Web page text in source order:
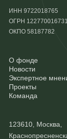
ИНН 9722018765
ОГРН
ОКПО 58187782
О фонде
Новости
Экспертное
Проекты
Команда
123610, Москва,